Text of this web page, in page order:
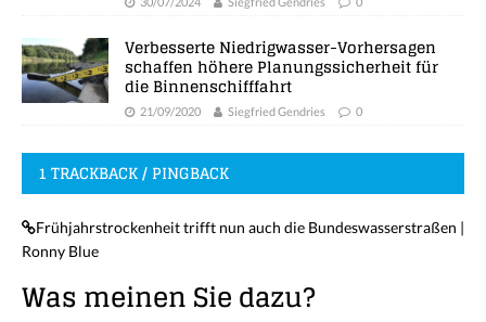
Verbesserte Niedrigwasser-Vorhersagen
schaffen höhere Planungssicherheit für
die Binnenschifffahrt
21/09/2020 Siegfried Gendries 0
1 TRACKBACK / PINGBACK
Frühjahrstrockenheit trifft nun auch die Bundeswasserstraßen |
Ronny Blue
Was meinen Sie dazu?